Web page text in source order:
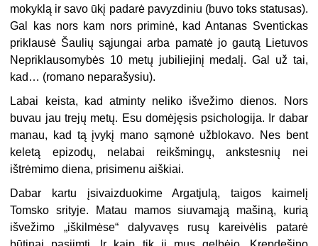
mokyklą ir savo ūkį padarė pavyzdiniu (buvo toks statusas).
Gal kas nors kam nors priminė, kad Antanas Sventickas
priklausė Šaulių sąjungai arba pamatė jo gautą Lietuvos
Nepriklausomybės 10 metų jubiliejinį medalį. Gal už tai,
kad… (romano neparašysiu).
Labai keista, kad atminty neliko išvežimo dienos. Nors
buvau jau trejų metų. Esu domėjęsis psichologija. Ir dabar
manau, kad tą įvykį mano sąmonė užblokavo. Nes bent
keletą epizodų, nelabai reikšmingų, ankstesnių nei
ištrėmimo diena, prisimenu aiškiai.
Dabar kartu įsivaizduokime Argatjulą, taigos kaimelį
Tomsko srityje. Matau mamos siuvamąją mašiną, kurią
išvežimo „iškilmėse“ dalyvavęs rusų kareivėlis patarė